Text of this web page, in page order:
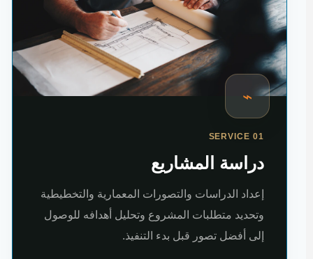
⌁
SERVICE 01
دراسة المشاريع
إعداد الدراسات والتصورات المعمارية والتخطيطية
وتحديد متطلبات المشروع وتحليل أهدافه للوصول
إلى أفضل تصور قبل بدء التنفيذ.